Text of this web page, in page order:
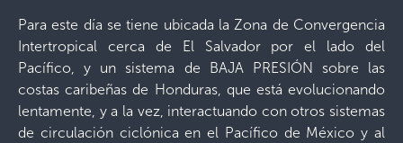
Para este día se tiene ubicada la Zona de Convergencia
Intertropical cerca de El Salvador por el lado del
Pacífico, y un sistema de BAJA PRESIÓN sobre las
costas caribeñas de Honduras, que está evolucionando
lentamente, y a la vez, interactuando con otros sistemas
de circulación ciclónica en el Pacífico de México y al